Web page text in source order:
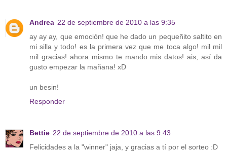
Andrea 22 de septiembre de 2010 a las 9:35
ay ay ay, que emoción! que he dado un pequeñito saltito en
mi silla y todo! es la primera vez que me toca algo! mil mil
mil gracias! ahora mismo te mando mis datos! ais, así da
gusto empezar la mañana! xD
un besin!
Responder
Bettie 22 de septiembre de 2010 a las 9:43
Felicidades a la "winner" jaja, y gracias a tí por el sorteo :D